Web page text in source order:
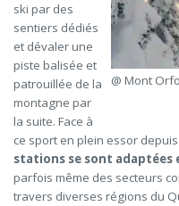
@ Mont
ski par des
sentiers dédiés
et dévaler une
piste balisée et
patrouillée de la
montagne par
la suite. Face à
ce sport en plein essor
stations se sont adaptées
parfois même des secteurs
travers diverses régions du